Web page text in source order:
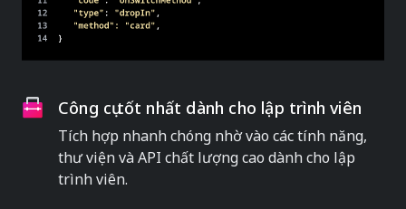
Công cụ tốt nhất dành cho lập trình viên
Tích hợp nhanh chóng nhờ vào các tính năng,
thư viện và API chất lượng cao dành cho lập
trình viên.